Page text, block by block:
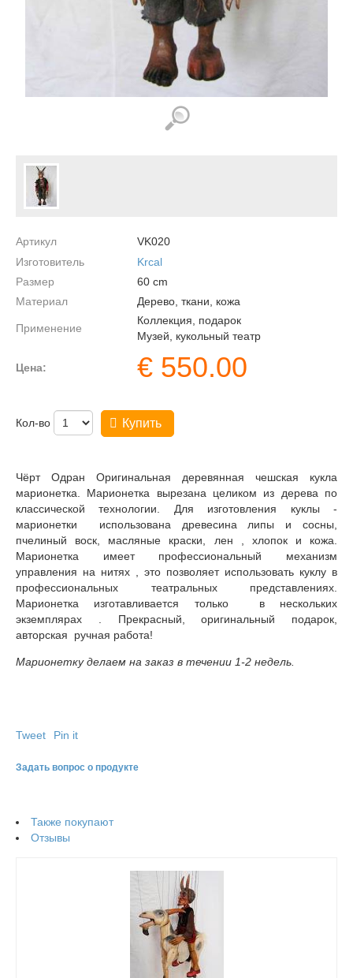
Артикул
VK020
Изготовитель
Krcal
Размер
60 cm
Материал
Дерево, ткани, кожа
Применение
Коллекция, подарок
Музей, кукольный театр
Цена: € 550.00
Кол-во Купить
Чёрт Одран Оригинальная деревянная чешская кукла
марионетка. Марионетка вырезана целиком из дерева по
классической технологии. Для изготовления куклы -
марионетки использована древесина липы и сосны,
пчелиный воск, масляные краски, лен , хлопок и кожа.
Марионетка имеет профессиональный механизм
управления на нитях , это позволяет использовать куклу в
профессиональных театральных представлениях.
Марионетка изготавливается только в нескольких
экземплярах . Прекрасный, оригинальный подарок,
авторская ручная работа!
Марионетку делаем на заказ в течении 1-2 недель.
Tweet Pin it
Задать вопрос о продукте
Также покупают
Отзывы